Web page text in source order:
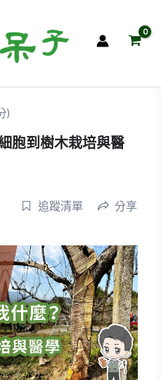
)
胞到樹木栽培與醫
追蹤清單 分享